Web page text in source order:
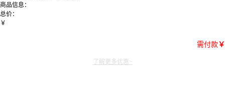
商品信息：
总价：
￥
需付款￥
了解更多优惠~